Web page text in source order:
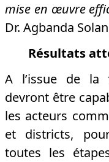
mise en œuvre
Dr. Agbanda
Résultats
A l’issue de la
devront être
les acteurs
et districts,
toutes les